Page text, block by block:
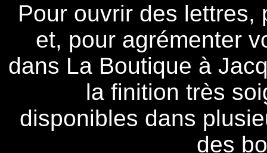
Pour ouvrir des lettres,
et, pour agrémenter
dans La Boutique à
la finition très
disponibles dans
des